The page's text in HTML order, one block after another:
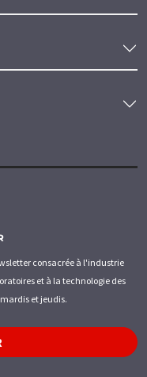
consacrée à l'industrie
et à la technologie des
et jeudis.